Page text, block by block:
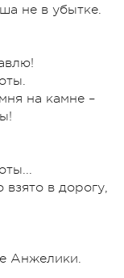
не в убытке.
на камне –
в дорогу,
Анжелики.